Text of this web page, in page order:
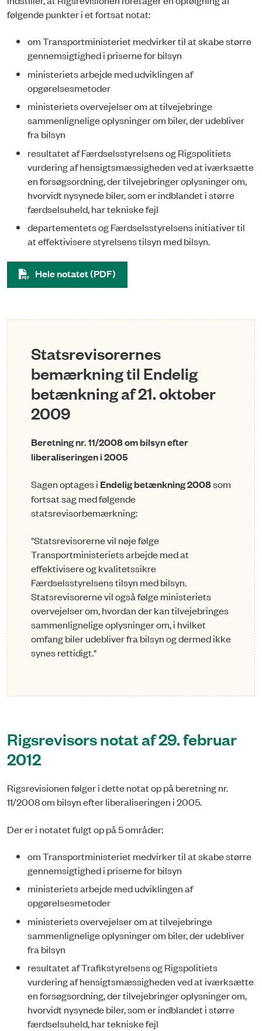
følgende punkter i et fortsat notat:
om Transportministeriet medvirker til at skabe større
gennemsigtighed i priserne for bilsyn
ministeriets arbejde med udviklingen af
opgørelsesmetoder
ministeriets overvejelser om at tilvejebringe
sammenlignelige oplysninger om biler, der udebliver
fra bilsyn
resultatet af Færdselsstyrelsens og Rigspolitiets
vurdering af hensigtsmæssigheden ved at iværksætte
en forsøgsordning, der tilvejebringer oplysninger om,
hvorvidt nysynede biler, som er indblandet i større
færdselsuheld, har tekniske fejl
departementets og Færdselsstyrelsens initiativer til
at effektivisere styrelsens tilsyn med bilsyn.
Hele notatet (PDF)
Statsrevisorernes
bemærkning til Endelig
betænkning af 21. oktober
2009
Beretning nr. 11/2008 om bilsyn efter
liberaliseringen i 2005
Sagen optages i Endelig betænkning 2008som
fortsat sag med følgende
statsrevisorbemærkning:
"Statsrevisorerne vil nøje følge
Transportministeriets arbejde med at
effektivisere og kvalitetssikre
Færdselsstyrelsens tilsyn med bilsyn.
Statsrevisorerne vil også følge ministeriets
overvejelser om, hvordan der kan tilvejebringes
sammenlignelige oplysninger om, i hvilket
omfang biler udebliver fra bilsyn og dermed ikke
synes rettidigt."
Rigsrevisors notat af 29. februar
2012
Rigsrevisionen følger i dette notat op på beretning nr.
11/2008 om bilsyn efter liberaliseringen i 2005.
Der er i notatet fulgt op på 5 områder:
om Transportministeriet medvirker til at skabe større
gennemsigtighed i priserne for bilsyn
ministeriets arbejde med udviklingen af
opgørelsesmetoder
ministeriets overvejelser om at tilvejebringe
sammenlignelige oplysninger om biler, der udebliver
fra bilsyn
resultatet af Trafikstyrelsens og Rigspolitiets
vurdering af hensigtsmæssigheden ved at iværksætte
en forsøgsordning, der tilvejebringer oplysninger om,
hvorvidt nysynede biler, som er indblandet i større
færdselsuheld, har tekniske fejl